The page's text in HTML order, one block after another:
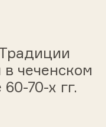
чеченском
70-х гг.